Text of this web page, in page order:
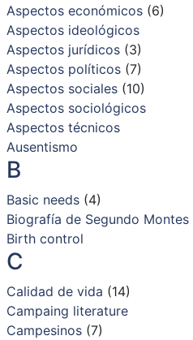
Aspectos económicos(6)
Aspectos ideológicos
Aspectos jurídicos(3)
Aspectos políticos(7)
Aspectos sociales(10)
Aspectos sociológicos
Aspectos técnicos
Ausentismo
B
Basic needs(4)
Biografía de Segundo Montes
Birth control
C
Calidad de vida (14)
Campaing literature
Campesinos(7)